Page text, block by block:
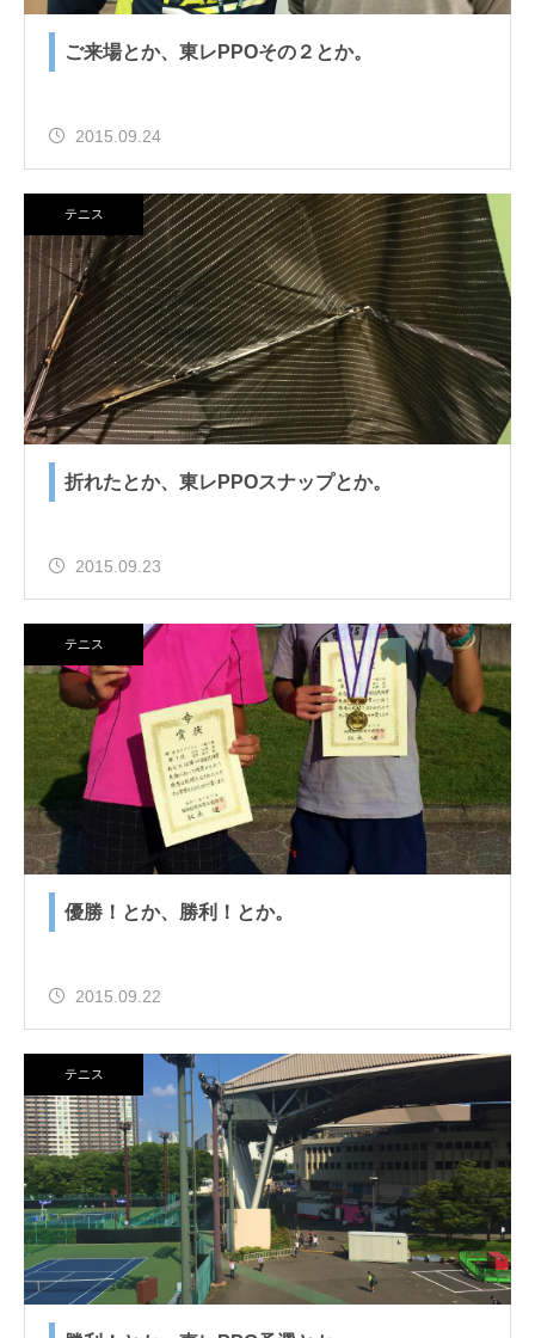
ご来場とか、東レPPOその２とか。
2015.09.24
テニス
折れたとか、東レPPOスナップとか。
2015.09.23
テニス
優勝！とか、勝利！とか。
2015.09.22
テニス